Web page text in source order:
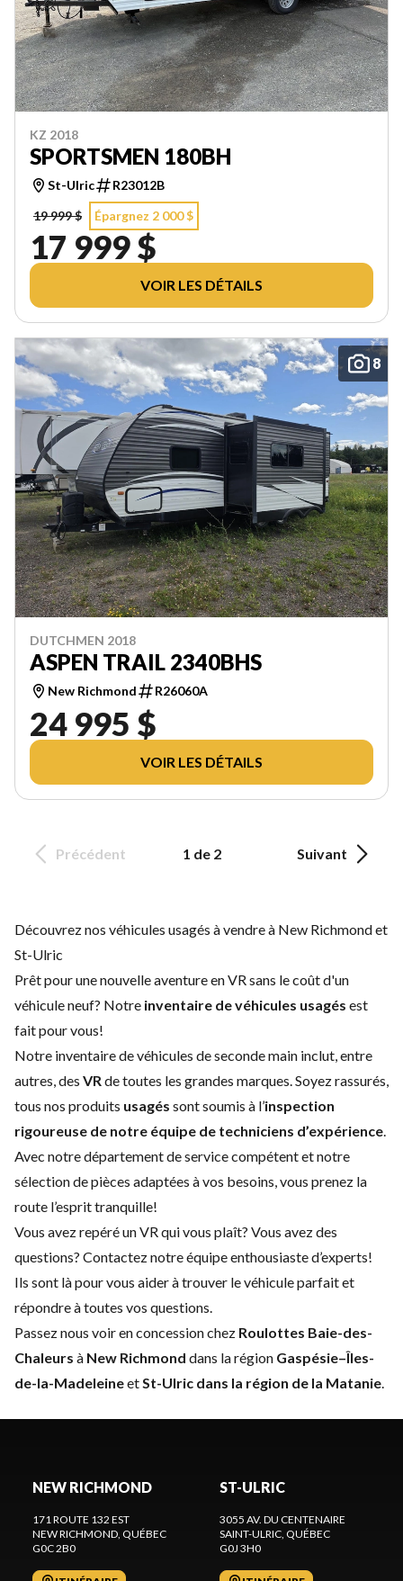
KZ 2018
SPORTSMEN 180BH
St-Ulric
R23012B
19 999 $
Épargnez 2 000 $
17 999 $
VOIR LES DÉTAILS
8
DUTCHMEN 2018
ASPEN TRAIL 2340BHS
New Richmond R26060A
24 995 $
VOIR LES DÉTAILS
Précédent 1 de 2 Suivant
Découvrez nos véhicules usagés à vendre à New Richmond et
St-Ulric
Prêt pour une nouvelle aventure en VR sans le coût d'un
véhicule neuf? Notre inventaire de véhicules usagés est
fait pour vous!
Notre inventaire de véhicules de seconde main inclut, entre
autres, des VRde toutes les grandes marques. Soyez rassurés,
tous nos produits usagés sont soumis à l’inspection
rigoureuse de notre équipe de techniciens d’expérience.
Avec notredépartement de servicecompétent et notre
sélection de pièces adaptées à vos besoins, vous prenez la
route l’esprit tranquille!
Vous avez repéré un VR qui vous plaît? Vous avez des
questions? Contactez notre équipe enthousiaste d’experts!
Ils sont là pour vous aider à trouver le véhicule parfait et
répondre à toutes vos questions.
Passez nous voir en concession chez Roulottes Baie-des-
Chaleurs à New Richmond dans la région Gaspésie–Îles-
de-la-MadeleineetSt-Ulric dans la région de la Matanie.
NEW RICHMOND
171 ROUTE 132 EST
NEW RICHMOND, QUÉBEC
G0C 2B0
ST-ULRIC
3055 AV. DU CENTENAIRE
SAINT-ULRIC, QUÉBEC
G0J 3H0